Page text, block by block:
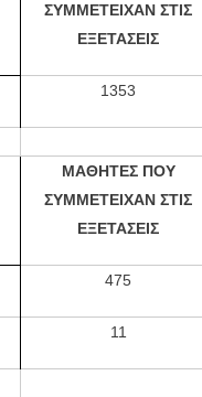
ΣΥΜΜΕΤΕΙΧΑΝ ΣΤΙΣ
ΕΞΕΤΑΣΕΙΣ
1353
ΜΑΘΗΤΕΣ ΠΟΥ
ΣΥΜΜΕΤΕΙΧΑΝ ΣΤΙΣ
ΕΞΕΤΑΣΕΙΣ
475
11